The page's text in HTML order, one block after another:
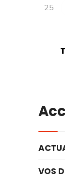
25
VOS